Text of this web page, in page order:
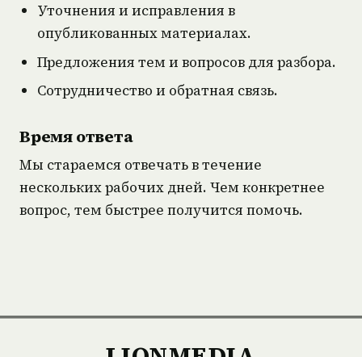
Уточнения и исправления в
опубликованных материалах.
Предложения тем и вопросов для разбора.
Сотрудничество и обратная связь.
Время ответа
Мы стараемся отвечать в течение
нескольких рабочих дней. Чем конкретнее
вопрос, тем быстрее получится помочь.